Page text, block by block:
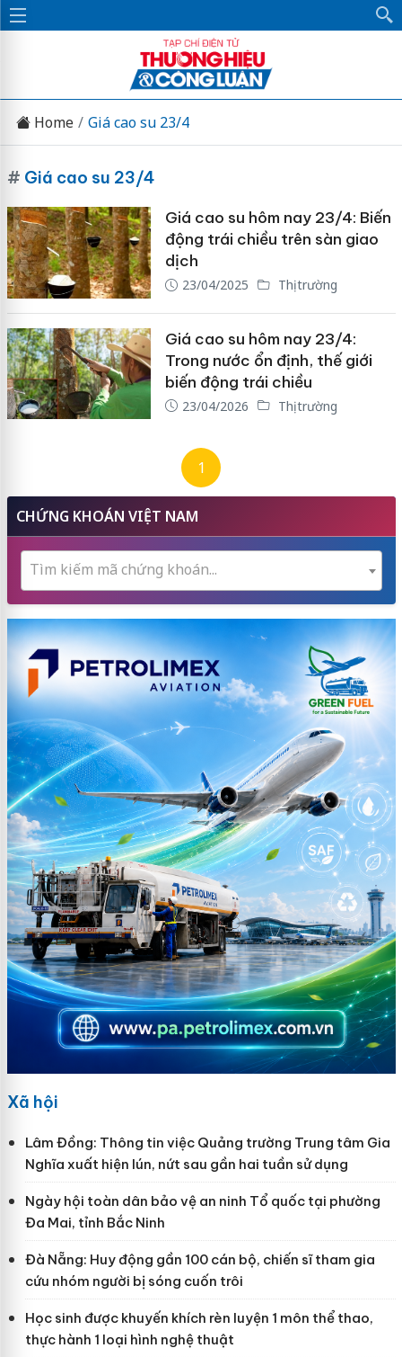
Home Giá cao su 23/4
# Giá cao su 23/4
Giá cao su hôm nay 23/4: Biến
động trái chiều trên sàn giao
dịch
23/04/2025 Thị trường
Giá cao su hôm nay 23/4:
Trong nước ổn định, thế giới
biến động trái chiều
23/04/2026 Thị trường
1
CHỨNG KHOÁN VIỆT NAM
Tìm kiếm mã chứng khoán...
Xã hội
Lâm Đồng: Thông tin việc Quảng trường Trung tâm Gia
Nghĩa xuất hiện lún, nứt sau gần hai tuần sử dụng
Ngày hội toàn dân bảo vệ an ninh Tổ quốc tại phường
Đa Mai, tỉnh Bắc Ninh
Đà Nẵng: Huy động gần 100 cán bộ, chiến sĩ tham gia
cứu nhóm người bị sóng cuốn trôi
Học sinh được khuyến khích rèn luyện 1 môn thể thao,
thực hành 1 loại hình nghệ thuật